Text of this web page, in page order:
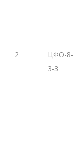
2
ЦФО-8-
3-3